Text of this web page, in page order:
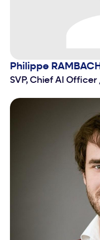
Philippe RAMBACH
SVP, Chief AI Officer